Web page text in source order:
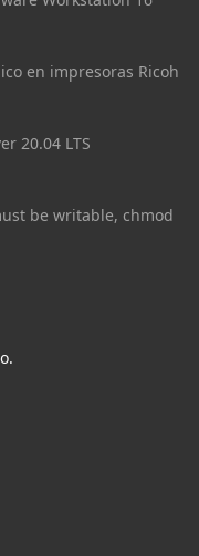
en impresoras Ricoh
20.04 LTS
be writable, chmod